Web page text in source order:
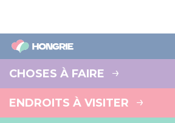
CHOSES À FAIRE
ENDROITS À VISITER